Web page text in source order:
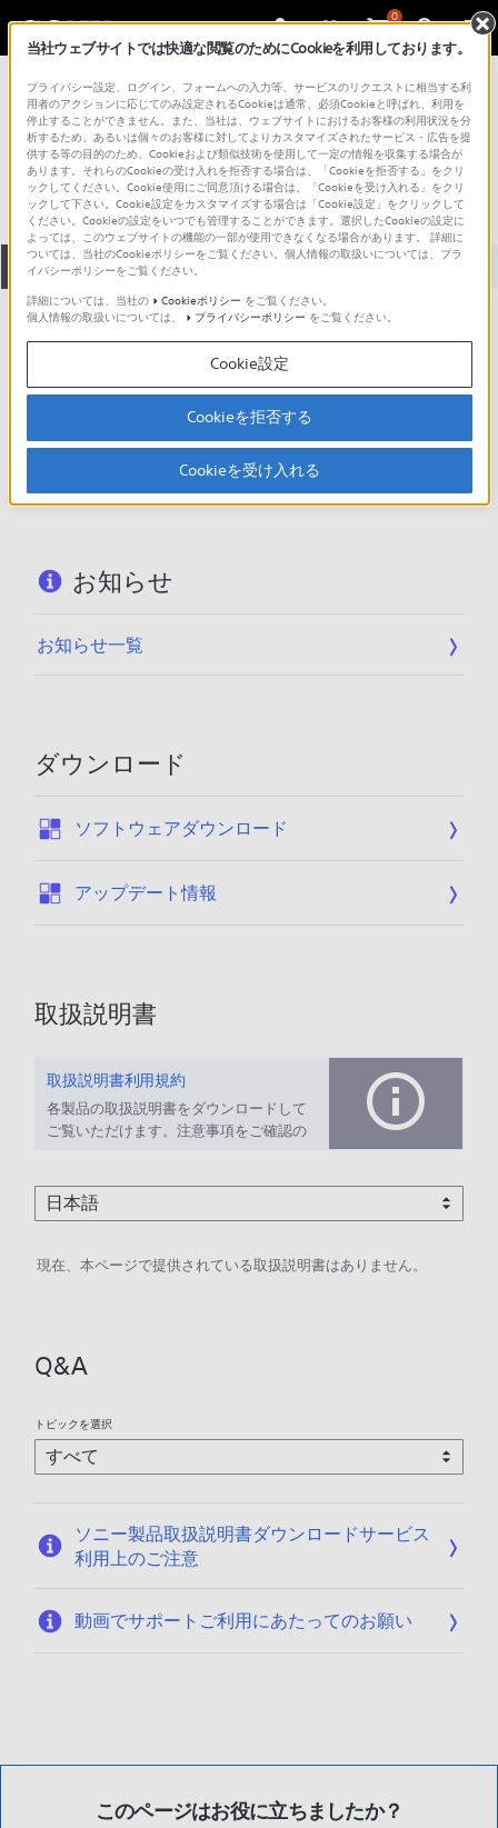
0
総合サポート・お問い合わせ プロフェッショナル／業務用
KJ16EX7.7B IRSE
全て ダウンロード 取扱説明書 Q&A
製品に関する重要なお知らせ
お知らせ
製品に関する重要なお知らせ
重要なお知らせ一覧
お知らせ
お知らせ一覧
ダウンロード
ソフトウェアダウンロード
アップデート情報
取扱説明書
取扱説明書利用規約
各製品の取扱説明書をダウンロードして
ご覧いただけます。注意事項をご確認の
現在、本ページで提供されている取扱説明書はありません。
Q&A
トピックを選択
ソニー製品取扱説明書ダウンロードサービス
利用上のご注意
動画でサポートご利用にあたってのお願い
このページはお役に立ちましたか？
当社ウェブサイトでは快適な閲覧のためにCookieを利用しております。
プライバシー設定、ログイン、フォームへの入力等、サービスのリクエストに相当する利
用者のアクションに応じてのみ設定されるCookieは通常、必須Cookieと呼ばれ、利用を
停止することができません。また、当社は、ウェブサイトにおけるお客様の利用状況を分
析するため、あるいは個々のお客様に対してよりカスタマイズされたサービス・広告を提
供する等の目的のため、Cookieおよび類似技術を使用して一定の情報を収集する場合が
あります。それらのCookieの受け入れを拒否する場合は、「Cookieを拒否する」をクリ
ックしてください。Cookie使用にご同意頂ける場合は、「Cookieを受け入れる」をクリ
ックして下さい。Cookie設定をカスタマイズする場合は「Cookie設定」をクリックして
ください。Cookieの設定をいつでも管理することができます。選択したCookieの設定に
よっては、このウェブサイトの機能の一部が使用できなくなる場合があります。 詳細に
ついては、当社のCookieポリシーをご覧ください。個人情報の取扱いについては、プラ
イバシーポリシーをご覧ください。
詳細については、当社の
Cookieポリシー をご覧ください。
個人情報の取扱いについては、
プライバシーポリシー をご覧ください。
Cookie設定
Cookieを拒否する
Cookieを受け入れる